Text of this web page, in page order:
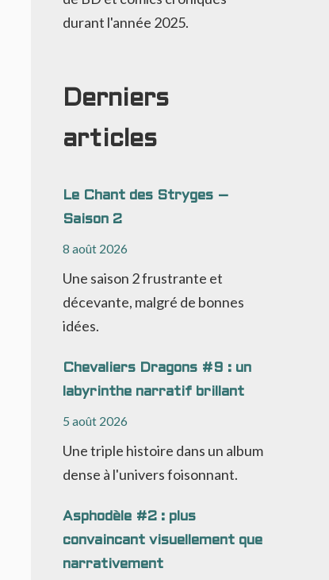
durant l'année 2025.
Derniers
articles
Le Chant des Stryges –
Saison 2
8 août 2026
Une saison 2 frustrante et
décevante, malgré de bonnes
idées.
Chevaliers Dragons #9 : un
labyrinthe narratif brillant
5 août 2026
Une triple histoire dans un album
dense à l'univers foisonnant.
Asphodèle #2 : plus
convaincant visuellement que
narrativement